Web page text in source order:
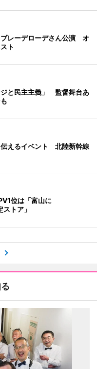
レーデローデさん公演 オ
ト
と民主主義」 監督舞台あ
えるイベント 北陸新幹線
位は「富山に
トア」